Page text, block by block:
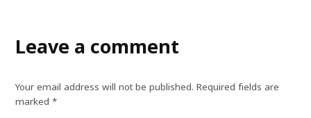
Leave a comment
Your email address will not be published. Required fields are
marked*